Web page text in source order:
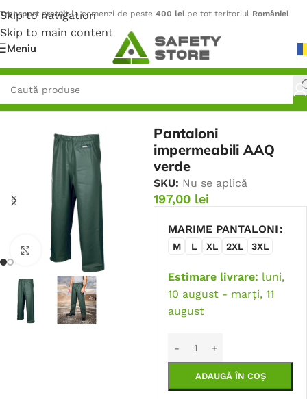
Skip to navigation
Skip to main content
Transport gratuitla comenzi de peste 400 lei pe tot teritoriul României
Meniu
Prima pagină/Îmbrăcăminte
Faceți click pentru a mări
Pantaloni
impermeabili AAQ
verde
SKU: Nu se aplică
197,00 lei
MARIME PANTALONI
M L XL 2XL 3XL
Estimare livrare: luni,
10 august - marți, 11
august
ADAUGĂ ÎN COȘ